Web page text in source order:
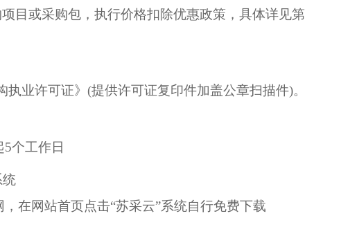
目或采购包，执行价格扣除优惠政策，具体详见第
执业许可证》(提供许可证复印件加盖公章扫描件)。
个工作日
统
在网站首页点击“苏采云”系统自行免费下载